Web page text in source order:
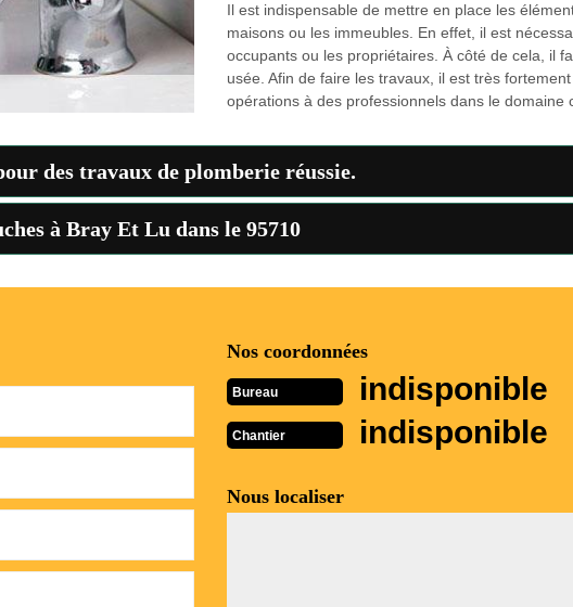
Il est indispensable de mettre en place les
maisons ou les immeubles. En effet, il est
occupants ou les propriétaires. À côté de cela, il
usée. Afin de faire les travaux, il est très
opérations à des professionnels dans le domaine
des travaux de plomberie réussie.
à Bray Et Lu dans le 95710
Nos coordonnées
Bureau indisponible
Chantier indisponible
Nous localiser